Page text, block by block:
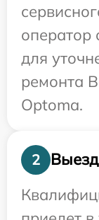
оператор
для
ремонта
Optoma.
2